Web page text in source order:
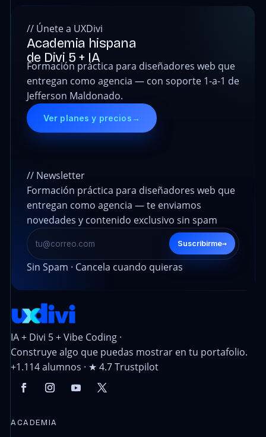
// Únete a UXDivi
Academia hispana
de Divi 5 + IA
Formación práctica para diseñadores web que
entregan como agencia — con soporte 1-a-1 de
Jefferson Maldonado.
Ver planes y precios →
// Newsletter
Formación práctica para diseñadores web que
entregan como agencia — te enviamos
novedades y contenido exclusivo sin spam
Suscribirme→
Sin Spam · Cancela cuando quieras
IA + Divi 5 + Vibe Coding ·
Construye algo que puedas mostrar en tu portafolio.
+1.114 alumnos · ★ 4.7 Trustpilot
ACADEMIA